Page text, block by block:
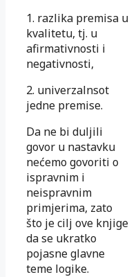
1. razlika premisa u
kvalitetu, tj. u
afirmativnosti i
negativnosti,
2. univerzalnsot
jedne premise.
Da ne bi duljili
govor u nastavku
nećemo govoriti o
ispravnim i
neispravnim
primjerima, zato
što je cilj ove knjige
da se ukratko
pojasne glavne
teme logike.